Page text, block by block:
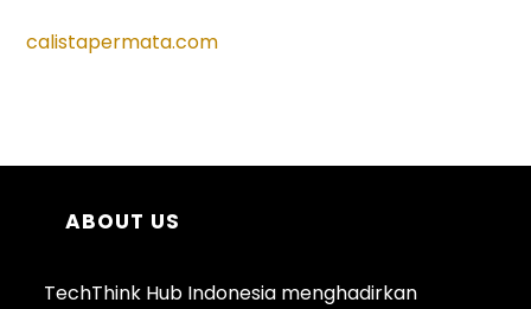
calistapermata.com
ABOUT US
TechThink Hub Indonesia menghadirkan